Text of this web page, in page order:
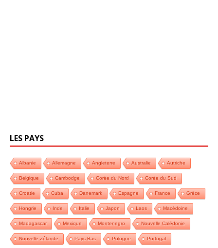
LES PAYS
Albanie Allemagne Angleterre Australie Autriche
Belgique Cambodge Corée du Nord Corée du Sud
Croatie Cuba Danemark Espagne France Grèce
Hongrie Inde Italie Japon Laos Macédoine
Madagascar Mexique Montenegro Nouvelle Calédonie
Nouvelle Zélande Pays Bas Pologne Portugal